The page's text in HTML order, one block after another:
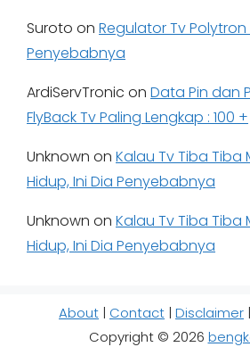
Suroto on Regulator Tv Polytron
Penyebabnya
ArdiServTronic on Data Pin dan
FlyBack Tv Paling Lengkap : 100 +
Unknown on Kalau Tv Tiba Tiba
Hidup, Ini Dia Penyebabnya
Unknown on Kalau Tv Tiba Tiba
Hidup, Ini Dia Penyebabnya
About | Contact | Disclaimer |
Copyright © 2026